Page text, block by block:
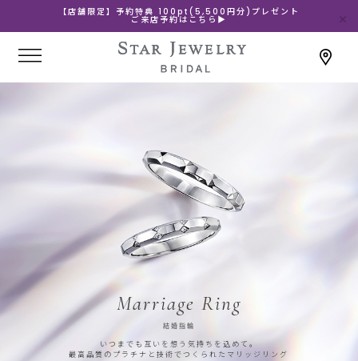
【店舗限定】予約特典 100pt(5,500円分)プレゼント
ご来店予約はこちら▶
Marriage Ring
結婚指輪
いつまでも互いを想う気持ちを込めて。
最高品質のプラチナと技術でつくられたマリッジリング